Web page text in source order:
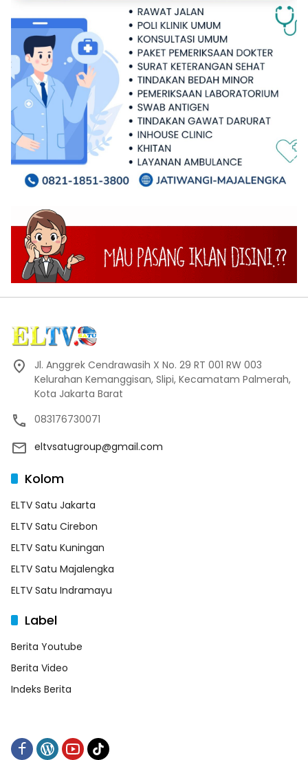
Jl. Anggrek Cendrawasih X No. 29 RT 001 RW 003
Kelurahan Kemanggisan, Slipi, Kecamatam Palmerah,
Kota Jakarta Barat
083176730071
eltvsatugroup@gmail.com
Kolom
ELTV Satu Jakarta
ELTV Satu Cirebon
ELTV Satu Kuningan
ELTV Satu Majalengka
ELTV Satu Indramayu
Label
Berita Youtube
Berita Video
Indeks Berita